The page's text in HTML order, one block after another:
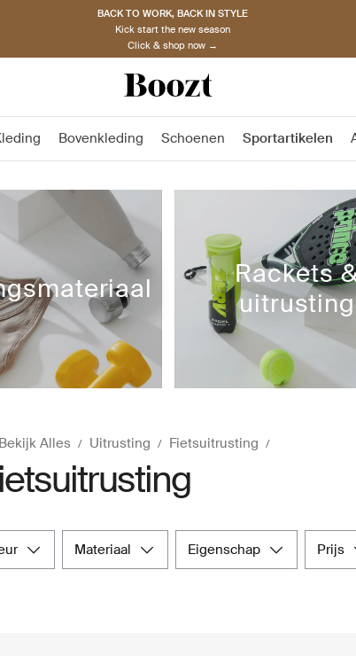
BACK TO WORK, BACK IN STYLE
Kick start the new season
Click & shop now →
Bovenkleding Schoenen Sportartikelen
Rackets
uitrusting
Bekijk Alles Uitrusting Fietsuitrusting
materiaal eigenschap prijs